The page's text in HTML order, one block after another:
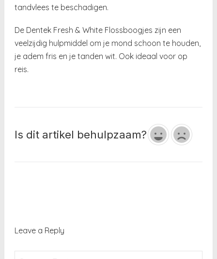
tandvlees te beschadigen.
De Dentek Fresh & White Flossboogjes zijn een
veelzijdig hulpmiddel om je mond schoon te houden,
je adem fris en je tanden wit. Ook ideaal voor op
reis.
Is dit artikel behulpzaam?
Leave a Reply